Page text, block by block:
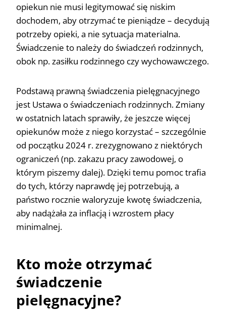
opiekun nie musi legitymować się niskim
dochodem, aby otrzymać te pieniądze – decydują
potrzeby opieki, a nie sytuacja materialna.
Świadczenie to należy do świadczeń rodzinnych,
obok np. zasiłku rodzinnego czy wychowawczego.
Podstawą prawną świadczenia pielęgnacyjnego
jest Ustawa o świadczeniach rodzinnych. Zmiany
w ostatnich latach sprawiły, że jeszcze więcej
opiekunów może z niego korzystać – szczególnie
od początku 2024 r. zrezygnowano z niektórych
ograniczeń (np. zakazu pracy zawodowej, o
którym piszemy dalej). Dzięki temu pomoc trafia
do tych, którzy naprawdę jej potrzebują, a
państwo rocznie waloryzuje kwotę świadczenia,
aby nadążała za inflacją i wzrostem płacy
minimalnej.
Kto może otrzymać
świadczenie
pielęgnacyjne?